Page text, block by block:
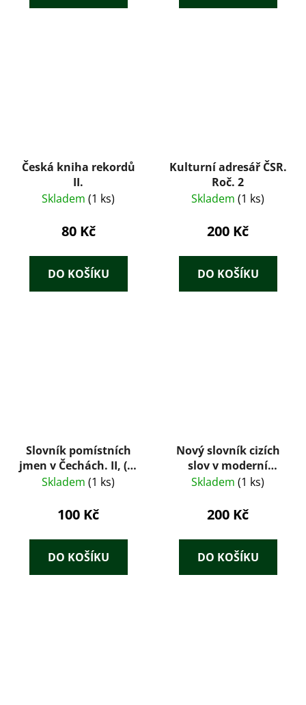
Česká kniha rekordů
II.
Skladem (1 ks)
80 Kč
DO KOŠÍKU
Kulturní adresář ČSR.
Roč. 2
Skladem (1 ks)
200 Kč
DO KOŠÍKU
Slovník pomístních
jmen v Čechách. II, (B-
Bau)
Skladem (1 ks)
100 Kč
DO KOŠÍKU
Nový slovník cizích
slov v moderní
češtině
Skladem (1 ks)
200 Kč
DO KOŠÍKU